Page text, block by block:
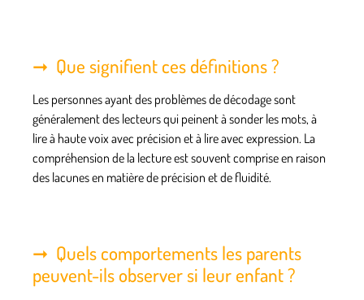
Que signifient ces définitions ?
Les personnes ayant des problèmes de décodage sont
généralement des lecteurs qui peinent à sonder les mots, à
lire à haute voix avec précision et à lire avec expression. La
compréhension de la lecture est souvent comprise en raison
des lacunes en matière de précision et de fluidité.
Quels comportements les parents
peuvent-ils observer si leur enfant ?